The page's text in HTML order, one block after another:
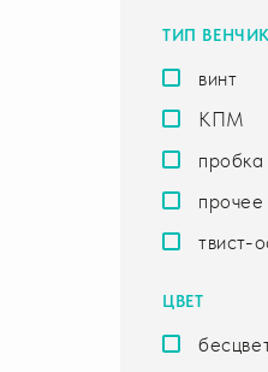
ТИП
винт
КПМ
пробка
прочее
твист-
ЦВЕТ